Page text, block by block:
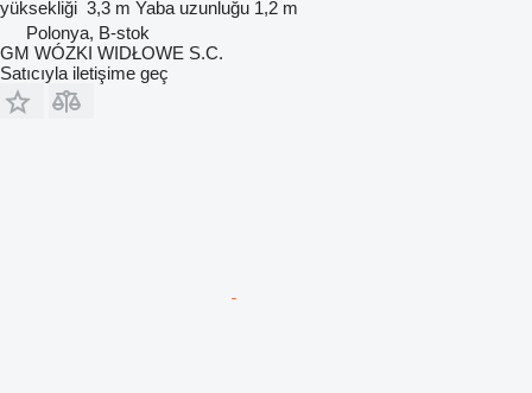
yüksekliği 3,3 m Yaba uzunluğu 1,2 m
Polonya, B-stok
GM WÓZKI WIDŁOWE S.C.
Satıcıyla iletişime geç